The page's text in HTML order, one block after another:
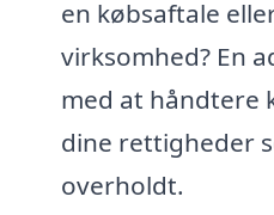
en købsaftale
virksomhed? En
med at håndtere
dine rettigheder
overholdt.